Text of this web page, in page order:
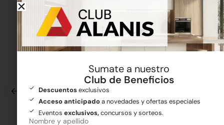
Sumate a nuestro
Club de Beneficios
Descuentosexclusivos
Acceso anticipadoa novedades y ofertas especiales
Eventos exclusivos,concursos y sorteos.
Nombre y apellido